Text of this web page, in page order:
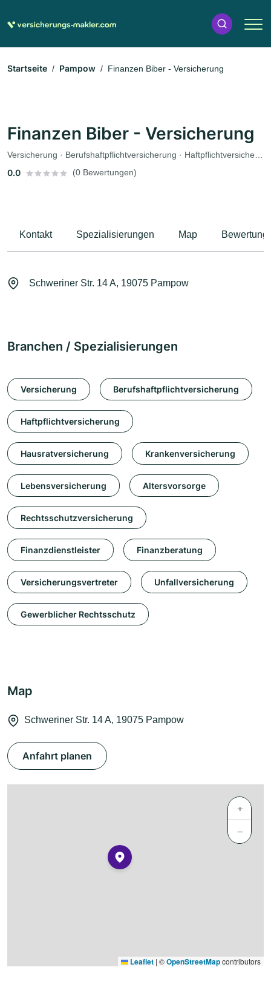
Startseite Pampow Finanzen Biber - Versicherung
Finanzen Biber - Versicherung
Versicherung · Berufshaftpflichtversicherung · Haftpflichtversicherung · Hausratversicherung · Krankenversicherung · Lebensversicherung · Altersvorsorge · Rechtsschutzversicherung · Finanzdienstleister · Finanzberatung · Versicherungsvertreter · Unfallversicherung · Gewerblicher Rechtsschutz
0.0 (0 Bewertungen)
Kontakt Spezialisierungen Map
Schweriner Str. 14 A, 19075 Pampow
Branchen / Spezialisierungen
Versicherung Berufshaftpflichtversicherung
Haftpflichtversicherung
Hausratversicherung Krankenversicherung
Lebensversicherung Altersvorsorge
Rechtsschutzversicherung
Finanzdienstleister Finanzberatung
Versicherungsvertreter Unfallversicherung
Gewerblicher Rechtsschutz
Map
Schweriner Str. 14 A, 19075 Pampow
Anfahrt planen
+
−
Leaflet | ©OpenStreetMapcontributors